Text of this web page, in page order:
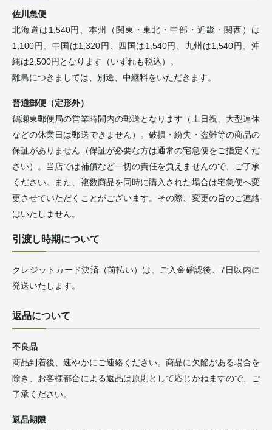
佐川急便
北海道は1,540円、本州（関東・東北・中部・近畿・関西）は
1,100円、中国は1,320円、四国は1,540円、九州は1,540円、沖
縄は2,500円となります（いずれも税込）。
離島につきましては、別途、中継料をいただきます。
普通郵便（定形外）
鶴瀬東郵便局の営業時間内の郵送となります（土日祝、大型連休
などの休業日は郵送できません）。破損・紛失・盗難等の商品の
保証がありません（保証が必要な方は通常の宅急便をご指定くだ
さい）。当店では補償など一切の責任を負えませんので、ご了承
ください。また、複数商品を同時に購入された場合は宅急便へ変
更させていただくことがございます。その際、変更の旨のご連絡
はいたしません。
引渡し時期について
クレジットカード決済（前払い）は、ご入金確認後、7日以内に
発送いたします。
返品について
不良品
商品到着後、速やかにご連絡ください。商品に欠陥がある場合を
除き、お客様都合による返品は原則として応じかねますので、ご
了承ください。
返品期限